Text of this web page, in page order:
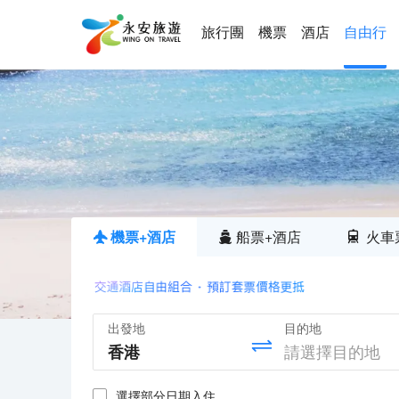
旅行團 機票 酒店 自由行
機票+酒店 船票+酒店 火車
出發地 目的地
選擇部分日期入住